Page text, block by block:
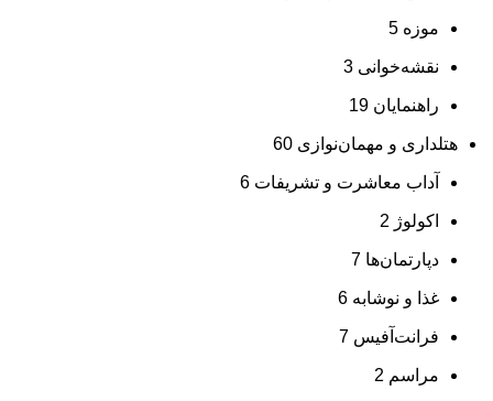
موزه 5
نقشه‌خوانی 3
راهنمایان 19
هتلداری و مهمان‌نوازی 60
آداب معاشرت و تشریفات 6
اکولوژ 2
دپارتمان‌ها 7
غذا و نوشابه 6
فرانت‌آفیس 7
مراسم 2